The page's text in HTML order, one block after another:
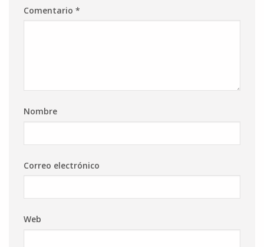
Comentario *
Nombre
Correo electrónico
Web